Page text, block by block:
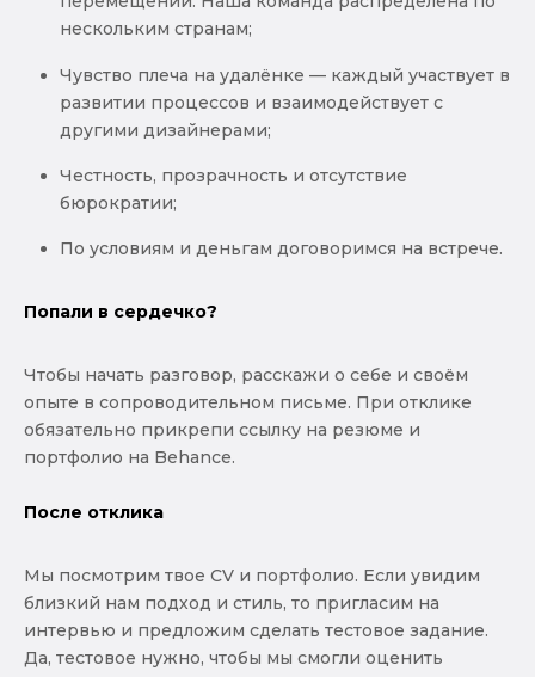
нескольким странам;
Чувство плеча на удалёнке — каждый участвует в
развитии процессов и взаимодействует с
другими дизайнерами;
Честность, прозрачность и отсутствие
бюрократии;
По условиям и деньгам договоримся на встрече.
Попали в сердечко?
Чтобы начать разговор, расскажи о себе и своём
опыте в сопроводительном письме. При отклике
обязательно прикрепи ссылку на резюме и
портфолио на Behance.
После отклика
Мы посмотрим твое CV и портфолио. Если увидим
близкий нам подход и стиль, то пригласим на
интервью и предложим сделать тестовое задание.
Да, тестовое нужно, чтобы мы смогли оценить